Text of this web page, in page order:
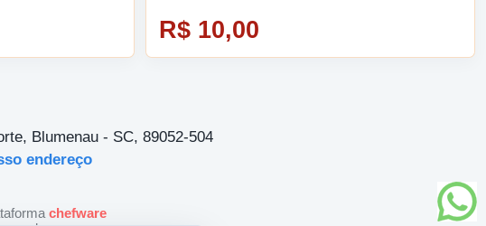
R$ 10,00
Blumenau - SC, 89052-504
endereço
chefware